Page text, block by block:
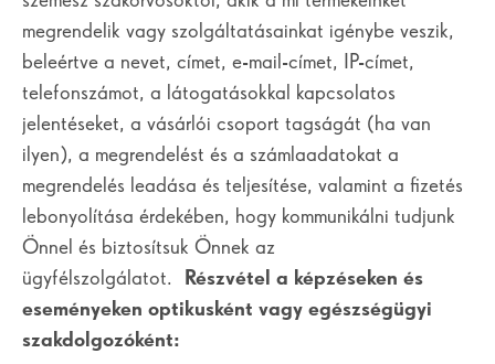
megrendelik vagy szolgáltatásainkat igénybe veszik,
beleértve a nevet, címet, e-mail-címet, IP-címet,
telefonszámot, a látogatásokkal kapcsolatos
jelentéseket, a vásárlói csoport tagságát (ha van
ilyen), a megrendelést és a számlaadatokat a
megrendelés leadása és teljesítése, valamint a fizetés
lebonyolítása érdekében, hogy kommunikálni tudjunk
Önnel és biztosítsuk Önnek az
ügyfélszolgálatot. Részvétel a képzéseken és
eseményeken optikusként vagy egészségügyi
szakdolgozóként: